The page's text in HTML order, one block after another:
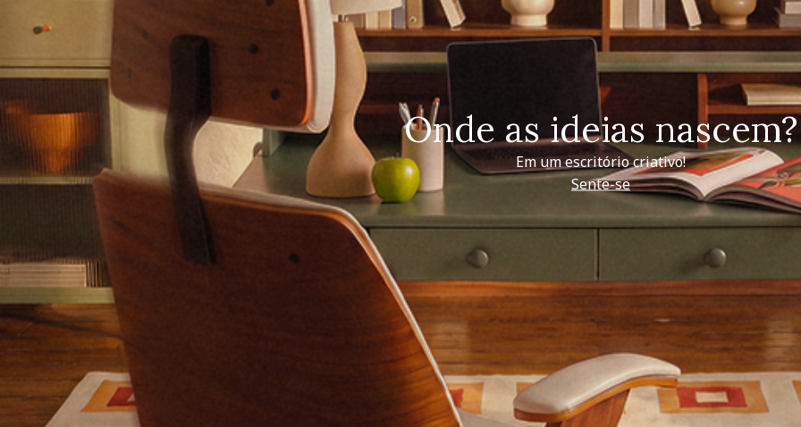
Onde as ideias nascem?
Em um escritório criativo!
Sente-se